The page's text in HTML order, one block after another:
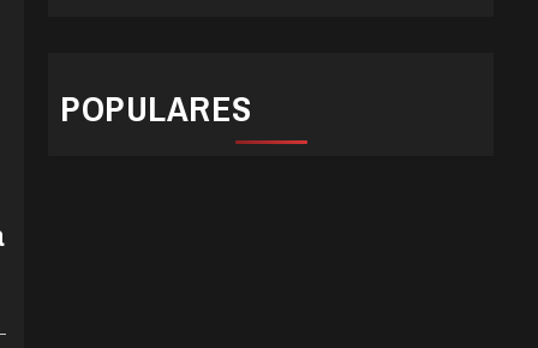
POPULARES